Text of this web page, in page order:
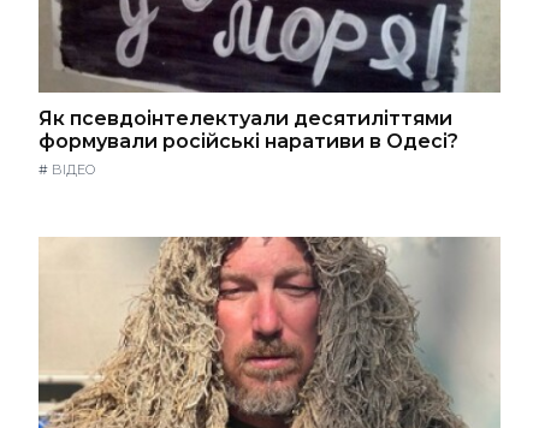
Як псевдоінтелектуали десятиліттями
формували російські наративи в Одесі?
# ВІДЕО